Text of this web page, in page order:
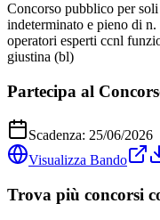
Concorso pubblico per soli
indeterminato e pieno di
operatori esperti ccnl
giustina (bl)
Partecipa al
Scadenza: 25/06/2026
Visualizza Bando
Trova più concorsi